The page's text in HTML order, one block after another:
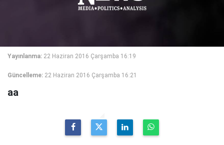
Yayınlanma: 22 Haziran 2016 Çarşamba 16:19
Güncelleme: 22 Haziran 2016 Çarşamba 16:21
aa